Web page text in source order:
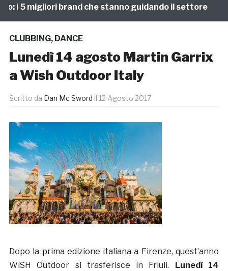
i 5 migliori brand che stanno guidando il settore
CLUBBING, DANCE
Lunedì 14 agosto Martin Garrix
a Wish Outdoor Italy
Scritto da Dan Mc Sword il 12 Agosto 2017
Dopo la prima edizione italiana a Firenze, quest’anno
WiSH Outdoor si trasferisce in Friuli. Lunedì 14